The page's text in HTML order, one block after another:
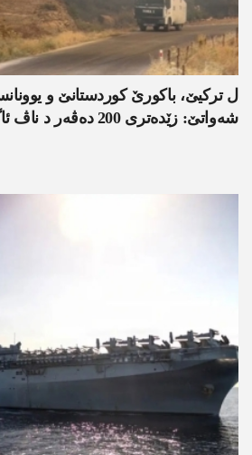
ل ترکیێ، باکورێ کوردستانێ و
شەواتێ: زێدەتری 200 دەڤەر د ناڤ ئاگری دە مان